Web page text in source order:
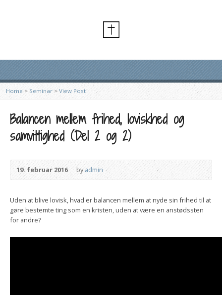
Home > Seminar >View Post
Balancen mellem frihed, loviskhed og
samvittighed (Del 2 og 2)
19. februar 2016 byadmin
Uden at blive lovisk, hvad er balancen mellem at nyde sin frihed til at
gøre bestemte ting som en kristen, uden at være en anstødssten
for andre?